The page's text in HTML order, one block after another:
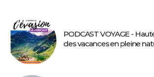
PODCAST VOYAGE -
des vacances en pleine